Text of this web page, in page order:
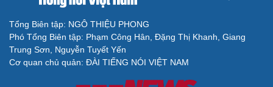
Không để quá trình đô thị hóa Bắc Ninh làm đứt
gãy không gian văn hóa Kinh Bắc
ĐBQH đề xuất làm rõ bản sắc kiến trúc Việt Nam trong